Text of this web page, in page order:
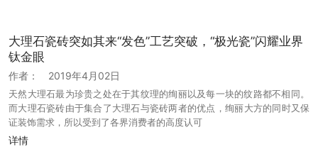
大理石瓷砖突如其来“发色”工艺突破，“极光瓷”闪耀业界
钛金眼
作者： 2019年4月02日
天然大理石最为珍贵之处在于其纹理的绚丽以及每一块的纹路都不相同。
而大理石瓷砖由于集合了大理石与瓷砖两者的优点，绚丽大方的同时又保
证装饰需求，所以受到了各界消费者的高度认可
详情